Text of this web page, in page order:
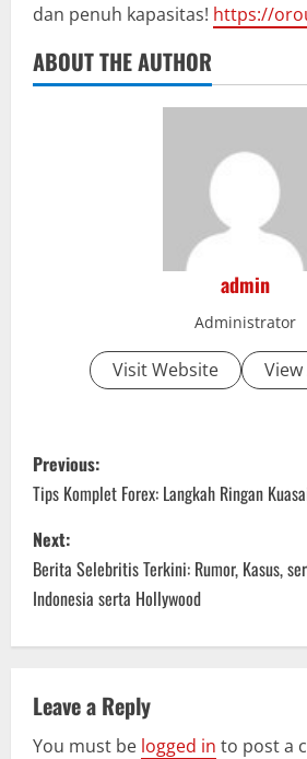
dan penuh kapasitas! https://
ABOUT THE AUTHOR
admin
Administrator
Visit Website
P
o
s
t
n
a
v
Previous:
Tips Komplet Forex: Langkah Ringan
Next:
Berita Selebritis Terkini: Rumor, Kasus,
Indonesia serta Hollywood
Leave a Reply
You must be logged in to post a